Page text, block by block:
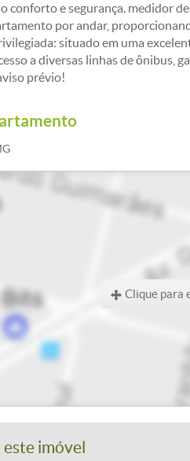
conforto e segurança. medidor
por andar,
situado em uma
a diversas linhas de ônibus,
prévio!
Clique para
este imóvel